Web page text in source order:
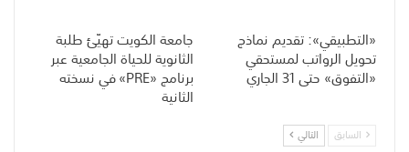
«التطبيقي»: تقديم نماذج
تحويل الرواتب لمستحقي
«التفوق» حتى 31 الجاري
جامعة الكويت تهيّئ طلبة
الثانوية للحياة الجامعية عبر
برنامج «PRE» في نسخته
الثانية
السابق التالي